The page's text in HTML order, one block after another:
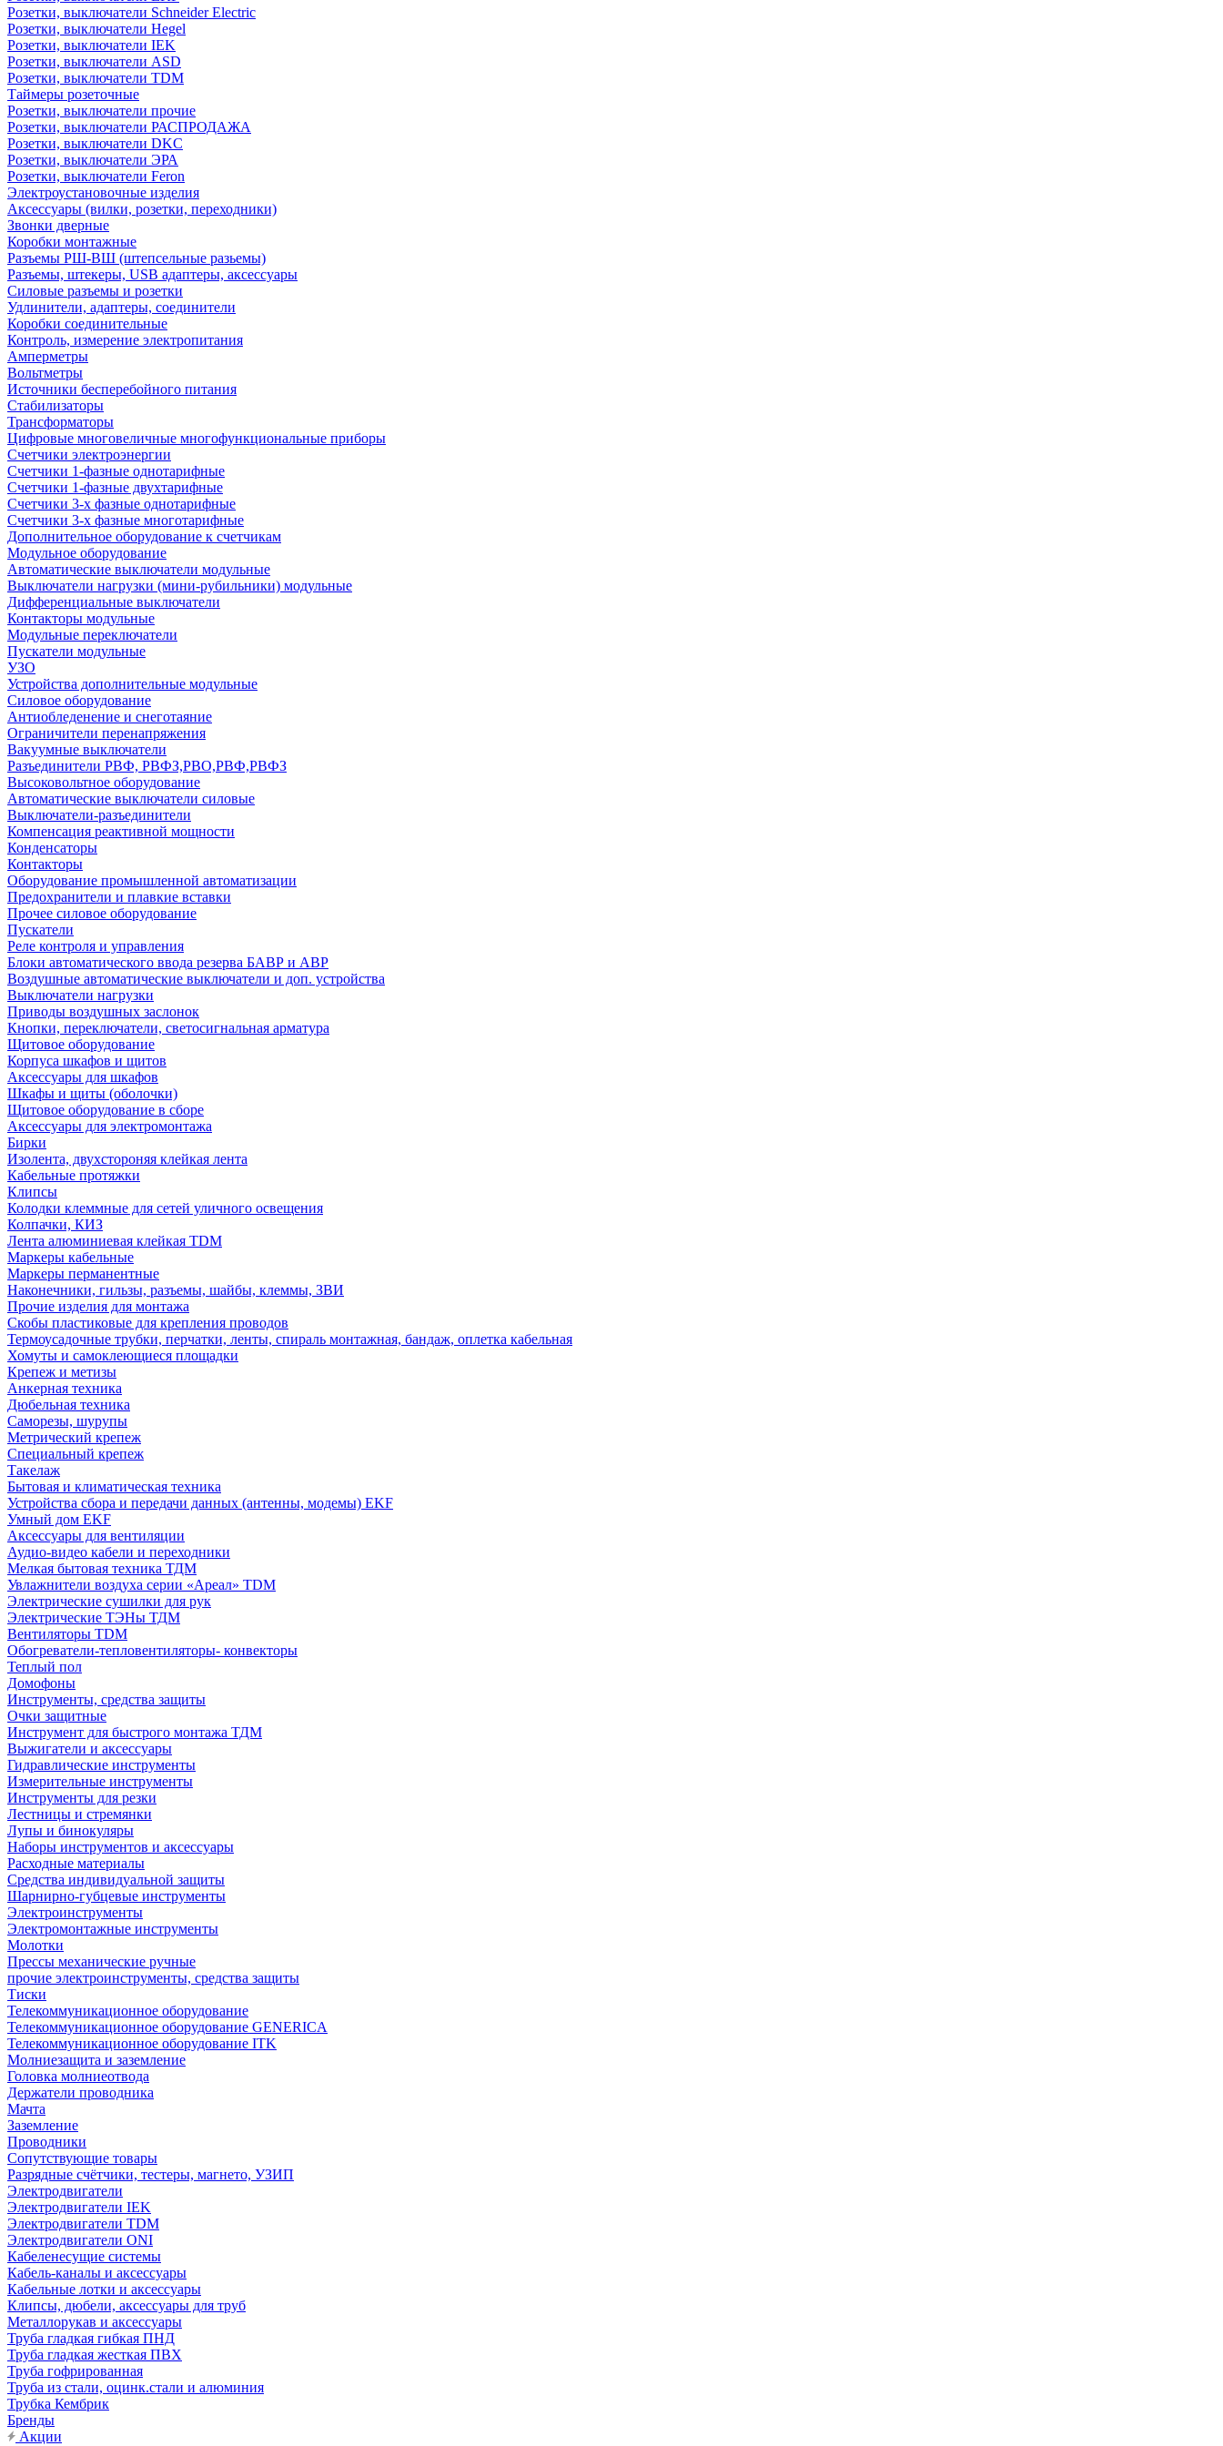
Розетки, выключатели Schneider Electric
Розетки, выключатели Hegel
Розетки, выключатели IEK
Розетки, выключатели ASD
Розетки, выключатели TDM
Таймеры розеточные
Розетки, выключатели прочие
Розетки, выключатели РАСПРОДАЖА
Розетки, выключатели DKC
Розетки, выключатели ЭРА
Розетки, выключатели Feron
Электроустановочные изделия
Аксессуары (вилки, розетки, переходники)
Звонки дверные
Коробки монтажные
Разъемы РШ-ВШ (штепсельные разьемы)
Разъемы, штекеры, USB адаптеры, аксессуары
Силовые разъемы и розетки
Удлинители, адаптеры, соединители
Коробки соединительные
Контроль, измерение электропитания
Амперметры
Вольтметры
Источники бесперебойного питания
Стабилизаторы
Трансформаторы
Цифровые многовеличные многофункциональные приборы
Счетчики электроэнергии
Счетчики 1-фазные однотарифные
Счетчики 1-фазные двухтарифные
Счетчики 3-х фазные однотарифные
Счетчики 3-х фазные многотарифные
Дополнительное оборудование к счетчикам
Модульное оборудование
Автоматические выключатели модульные
Выключатели нагрузки (мини-рубильники) модульные
Дифференциальные выключатели
Контакторы модульные
Модульные переключатели
Пускатели модульные
УЗО
Устройства дополнительные модульные
Силовое оборудование
Антиобледенение и снеготаяние
Ограничители перенапряжения
Вакуумные выключатели
Разъединители РВФ, РВФЗ,РВО,РВФ,РВФЗ
Высоковольтное оборудование
Автоматические выключатели cиловые
Выключатели-разъединители
Компенсация реактивной мощности
Конденсаторы
Контакторы
Оборудование промышленной автоматизации
Предохранители и плавкие вставки
Прочее силовое оборудование
Пускатели
Реле контроля и управления
Блоки автоматического ввода резерва БАВР и АВР
Воздушные автоматические выключатели и доп. устройства
Выключатели нагрузки
Приводы воздушных заслонок
Кнопки, переключатели, светосигнальная арматура
Щитовое оборудование
Корпуса шкафов и щитов
Аксессуары для шкафов
Шкафы и щиты (оболочки)
Щитовое оборудование в сборе
Аксессуары для электромонтажа
Бирки
Изолента, двухстороняя клейкая лента
Кабельные протяжки
Клипсы
Колодки клеммные для сетей уличного освещения
Колпачки, КИЗ
Лента алюминиевая клейкая TDM
Маркеры кабельные
Маркеры перманентные
Наконечники, гильзы, разъемы, шайбы, клеммы, ЗВИ
Прочие изделия для монтажа
Скобы пластиковые для крепления проводов
Термоусадочные трубки, перчатки, ленты, спираль монтажная, бандаж, оплетка кабельная
Хомуты и самоклеющиеся площадки
Крепеж и метизы
Анкерная техника
Дюбельная техника
Саморезы, шурупы
Метрический крепеж
Специальный крепеж
Такелаж
Бытовая и климатическая техника
Устройства сбора и передачи данных (антенны, модемы) EKF
Умный дом EKF
Аксессуары для вентиляции
Аудио-видео кабели и переходники
Мелкая бытовая техника ТДМ
Увлажнители воздуха серии «Ареал» TDM
Электрические сушилки для рук
Электрические ТЭНы ТДМ
Вентиляторы TDM
Обогреватели-тепловентиляторы- конвекторы
Теплый пол
Домофоны
Инструменты, средства защиты
Очки защитные
Инструмент для быстрого монтажа ТДМ
Выжигатели и аксессуары
Гидравлические инструменты
Измерительные инструменты
Инструменты для резки
Лестницы и стремянки
Лупы и бинокуляры
Наборы инструментов и аксессуары
Расходные материалы
Средства индивидуальной защиты
Шарнирно-губцевые инструменты
Электроинструменты
Электромонтажные инструменты
Молотки
Прессы механические ручные
прочие электроинструменты, средства защиты
Тиски
Телекоммуникационное оборудование
Телекоммуникационное оборудование GENERICA
Телекоммуникационное оборудование ITK
Молниезащита и заземление
Головка молниеотвода
Держатели проводника
Мачта
Заземление
Проводники
Сопутствующие товары
Разрядные счётчики, тестеры, магнето, УЗИП
Электродвигатели
Электродвигатели IEK
Электродвигатели TDM
Электродвигатели ONI
Кабеленесущие системы
Кабель-каналы и аксессуары
Кабельные лотки и аксессуары
Клипсы, дюбели, аксессуары для труб
Металлорукав и аксессуары
Труба гладкая гибкая ПНД
Труба гладкая жесткая ПВХ
Труба гофрированная
Труба из стали, оцинк.стали и алюминия
Трубка Кембрик
Бренды
Акции